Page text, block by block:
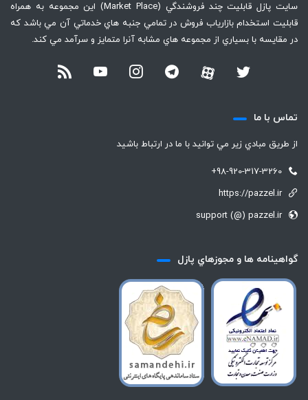
سايت پازل قابليت چند فروشندگي (Market Place) اين مجموعه به همراه
قابليت استخدام بازارياب فروش در تمامي جنبه هاي خدماتي آن مي باشد كه
در مقايسه با بسياري از مجموعه هاي مشابه آنرا متمايز و سرآمد مي كند.
تماس با ما
از طريق مبادي زير مي توانيد با ما در ارتباط باشيد
+98-920-317-3260
https://pazzel.ir
support (@) pazzel.ir
گواهينامه ها و مجوزهاي پازل